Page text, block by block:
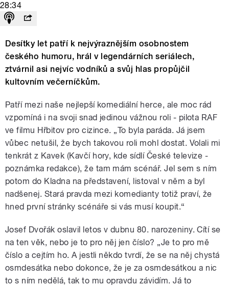
28:34
Desítky let patří k nejvýraznějším osobnostem
českého humoru, hrál v legendárních seriálech,
ztvárnil asi nejvíc vodníků a svůj hlas propůjčil
kultovním večerníčkům.
Patří mezi naše nejlepší komediální herce, ale moc rád
vzpomíná i na svoji snad jedinou vážnou roli - pilota RAF
ve filmu Hřbitov pro cizince. „To byla paráda. Já jsem
vůbec netušil, že bych takovou roli mohl dostat. Volali mi
tenkrát z Kavek (Kavčí hory, kde sídlí České televize -
poznámka redakce), že tam mám scénář. Jel sem s ním
potom do Kladna na představení, listoval v něm a byl
nadšenej. Stará pravda mezi komedianty totiž praví, že
hned první stránky scénáře si vás musí koupit.“
Josef Dvořák oslavil letos v dubnu 80. narozeniny. Cítí se
na ten věk, nebo je to pro něj jen číslo? „Je to pro mě
číslo a cejtím ho. A jestli někdo tvrdí, že se na něj chystá
osmdesátka nebo dokonce, že je za osmdesátkou a nic
to s ním nedělá, tak to mu opravdu závidím. Já to